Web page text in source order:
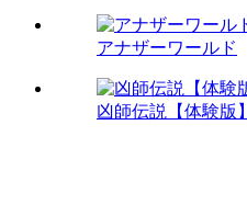
アナザーワールド
凶師伝説【体験版】